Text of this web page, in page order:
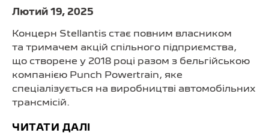
Лютий 19, 2025
Концерн Stellantis стає повним власником
та тримачем акцій спільного підприємства,
що створене у 2018 році разом з бельгійською
компанією Punch Powertrain, яке
спеціалізується на виробництві автомобільних
трансмісій.
ЧИТАТИ ДАЛІ